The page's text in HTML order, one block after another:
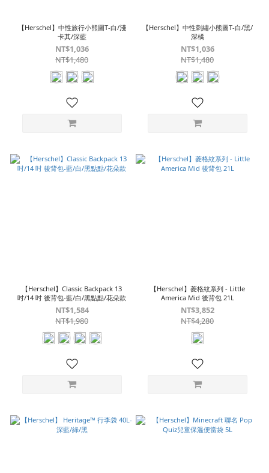
【Herschel】中性旅行小熊圖T-白/淺
卡其/深藍
NT$1,036
NT$1,480
【Herschel】中性刺繡小熊圖T-白/黑/
深橘
NT$1,036
NT$1,480
【Herschel】Classic Backpack 13
吋/14 吋 後背包-藍/白/黑點點/花朵款
NT$1,584
NT$1,980
【Herschel】菱格紋系列 - Little
America Mid 後背包 21L
NT$3,852
NT$4,280